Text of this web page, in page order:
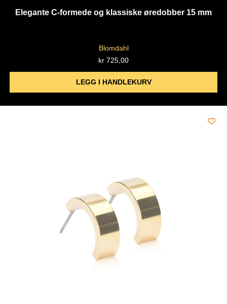
Elegante C-formede og klassiske øredobber 15 mm
Blomdahl
kr 725,00
LEGG I HANDLEKURV